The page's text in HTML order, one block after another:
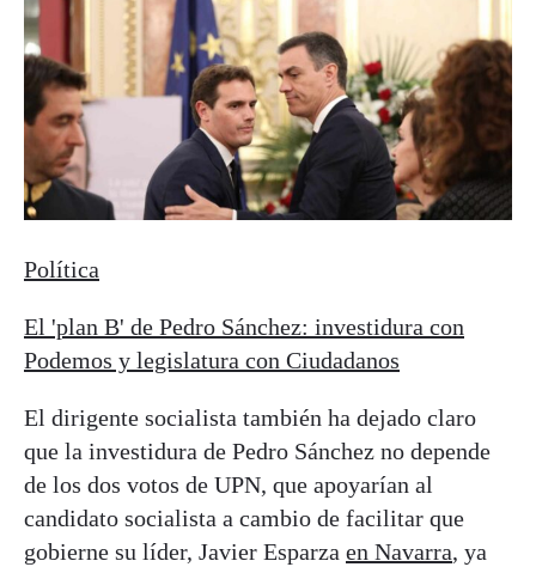
Política
El 'plan B' de Pedro Sánchez: investidura con
Podemos y legislatura con Ciudadanos
El dirigente socialista también ha dejado claro
que la investidura de Pedro Sánchez no depende
de los dos votos de UPN, que apoyarían al
candidato socialista a cambio de facilitar que
gobierne su líder, Javier Esparza en Navarra, ya